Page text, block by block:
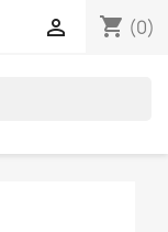
shopping_cart (0)
